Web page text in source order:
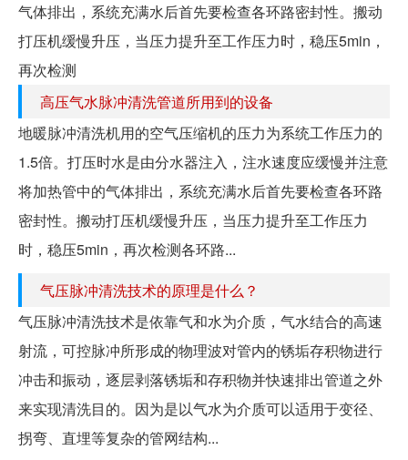
气体排出，系统充满水后首先要检查各环路密封性。搬动
打压机缓慢升压，当压力提升至工作压力时，稳压5min，
再次检测
高压气水脉冲清洗管道所用到的设备
地暖脉冲清洗机用的空气压缩机的压力为系统工作压力的
1.5倍。打压时水是由分水器注入，注水速度应缓慢并注意
将加热管中的气体排出，系统充满水后首先要检查各环路
密封性。搬动打压机缓慢升压，当压力提升至工作压力
时，稳压5min，再次检测各环路...
气压脉冲清洗技术的原理是什么？
气压脉冲清洗技术是依靠气和水为介质，气水结合的高速
射流，可控脉冲所形成的物理波对管内的锈垢存积物进行
冲击和振动，逐层剥落锈垢和存积物并快速排出管道之外
来实现清洗目的。因为是以气水为介质可以适用于变径、
拐弯、直埋等复杂的管网结构...